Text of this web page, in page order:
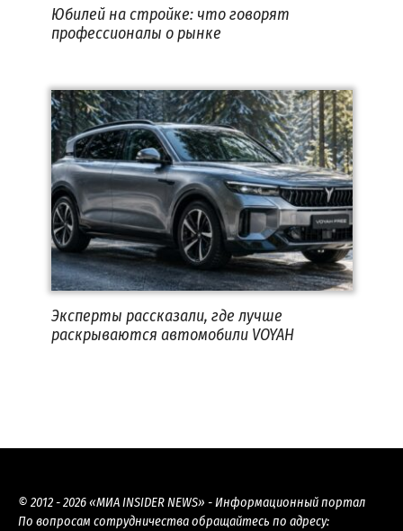
Юбилей на стройке: что говорят
профессионалы о рынке
Эксперты рассказали, где лучше
раскрываются автомобили VOYAH
© 2012 - 2026 «МИА INSIDER NEWS» - Информационный портал
По вопросам сотрудничества обращайтесь по адресу: